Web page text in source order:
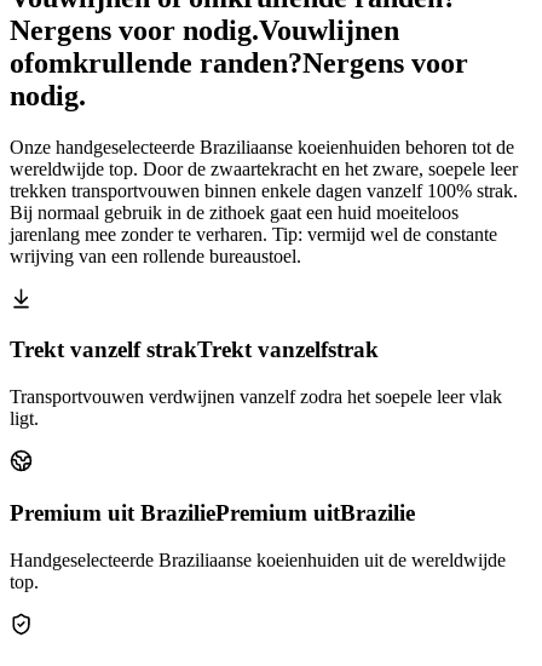
Nergens voor nodig.Vouwlijnen
ofomkrullende randen?Nergens voor
nodig.
Onze handgeselecteerde Braziliaanse koeienhuiden behoren tot de
wereldwijde top. Door de zwaartekracht en het zware, soepele leer
trekken transportvouwen binnen enkele dagen vanzelf 100% strak.
Bij normaal gebruik in de zithoek gaat een huid moeiteloos
jarenlang mee zonder te verharen. Tip: vermijd wel de constante
wrijving van een rollende bureaustoel.
Trekt vanzelf strakTrekt vanzelfstrak
Transportvouwen verdwijnen vanzelf zodra het soepele leer vlak
ligt.
Premium uit BraziliePremium uitBrazilie
Handgeselecteerde Braziliaanse koeienhuiden uit de wereldwijde
top.